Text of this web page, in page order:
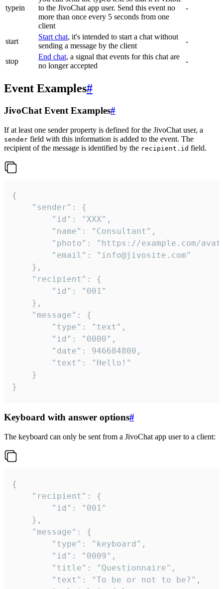
typein
to the JivoChat app user. Send this event no
more than once every 5 seconds from one
client
-
start
Start chat, it's intended to start a chat without
sending a message by the client
-
stop
End chat, a signal that events for this chat are
no longer accepted
-
Event Examples#
JivoChat Event Examples#
If at least one sender property is defined for the JivoChat user, a
sender field with this information is added to the event. The
recipient of the message is identified by the recipient.id field.
{
}
Keyboard with answer options#
The keyboard can only be sent from a JivoChat app user to a client:
{